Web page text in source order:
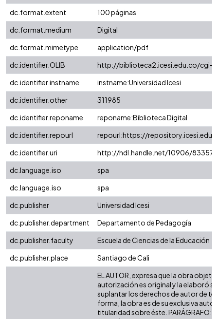
dc.format.extent
100 páginas
dc.format.medium
Digital
dc.format.mimetype
application/pdf
dc.identifier.OLIB
http://biblioteca2.icesi.edu.co/cgi-
dc.identifier.instname
instname:Universidad Icesi
dc.identifier.other
311985
dc.identifier.reponame
reponame:Biblioteca Digital
dc.identifier.repourl
repourl:https://
dc.identifier.uri
http://hdl.handle.net/10906/83357
dc.language.iso
spa
dc.language.iso
spa
dc.publisher
Universidad Icesi
dc.publisher.department
Departamento de Pedagogía
dc.publisher.faculty
Escuela de Ciencias de la Educación
dc.publisher.place
Santiago de Cali
EL AUTOR, expresa que la obra
autorización es original y la elaboró
suplantar los derechos de autor de
forma, la obra es de su exclusiva
titularidad sobre éste. PARÁGRAFO: